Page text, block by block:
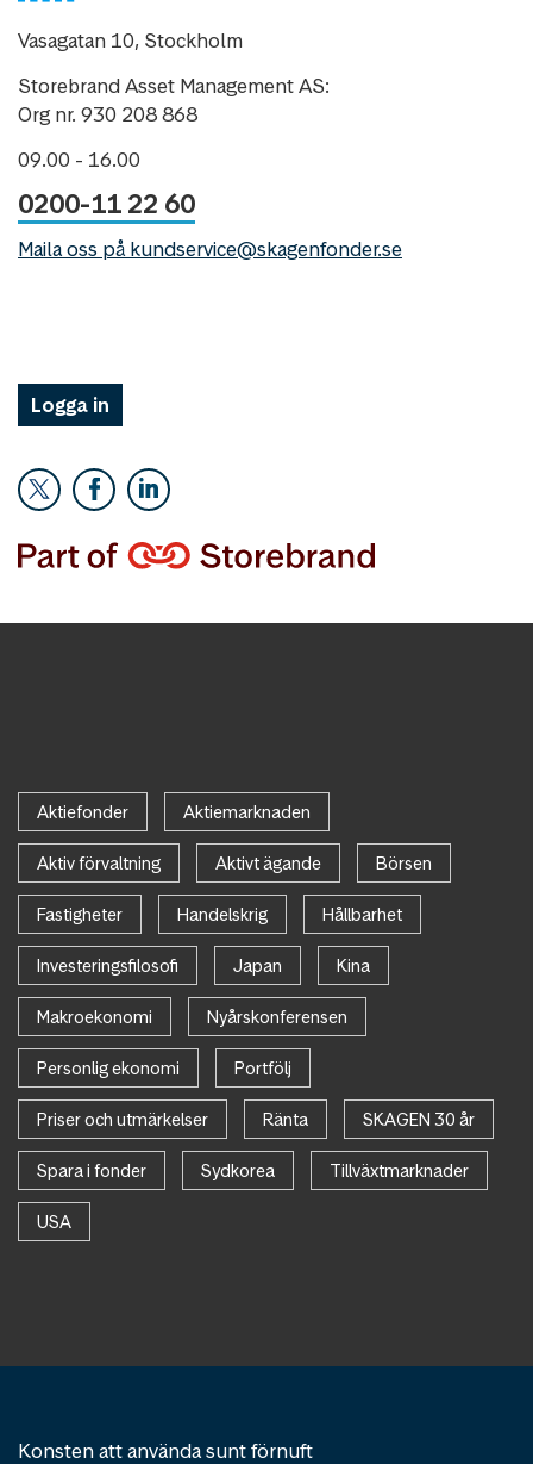
Vasagatan 10, Stockholm
Storebrand Asset Management AS:
Org nr. 930 208 868
09.00 - 16.00
0200-11 22 60
Maila oss på kundservice@skagenfonder.se
Logga in
Aktiefonder Aktiemarknaden
Aktiv förvaltning Aktivt ägande Börsen
Fastigheter Handelskrig Hållbarhet
Investeringsfilosofi Japan Kina
Makroekonomi Nyårskonferensen
Personlig ekonomi Portfölj
Priser och utmärkelser Ränta SKAGEN 30 år
Spara i fonder Sydkorea Tillväxtmarknader
USA
Konsten att använda sunt förnuft